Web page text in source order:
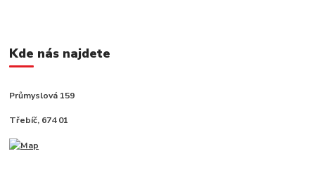
Kde nás najdete
Průmyslová 159
Třebíč, 674 01